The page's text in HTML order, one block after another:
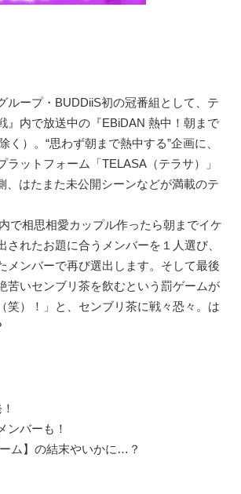
ループ・BUDDiiS初の冠番組として、テ
』内で放送中の『EBiDAN 熱中！朝まで
）。“思わず朝まで熱中する”企画に、
ットフォーム「TELASA（テラサ）」
、はたまた未公開シーンなどが満載のテ
で相思相愛カップル作ったら朝までイケ
れたお題に合うメンバーを１人選び、
メンバーで再び選出します。そして最後
苦いセンブリ茶を飲むという罰ゲームが
）！」と、センブリ茶に戦々恐々。は
ンバーも！
ム】の結末やいかに…？